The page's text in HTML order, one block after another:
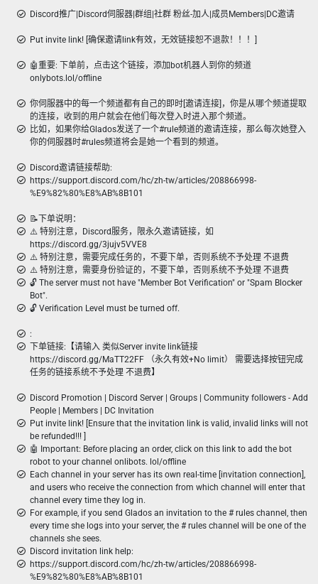
Discord推广|Discord伺服器|群组|社群 粉丝-加人|成员Members|DC邀请
Put invite link! [确保邀请link有效，无效链接恕不退款！！！]
🤖重要: 下单前，点击这个链接，添加bot机器人到你的频道
onlybots.lol/offline
你伺服器中的每一个频道都有自己的即时[邀请连接]，你是从哪个频道提取
的连接，收到的用户就会在他们每次登入时进入那个频道。
比如，如果你给Glados发送了一个#rule频道的邀请连接，那么每次她登入
你的伺服器时#rules频道将会是她一个看到的频道。
Discord邀请链接帮助:
https://support.discord.com/hc/zh-tw/articles/208866998-
%E9%82%80%E8%AB%8B101
📝下单说明：
⚠️ 特别注意，Discord服务，限永久邀请链接，如
https://discord.gg/3jujv5VVE8
⚠️ 特别注意，需要完成任务的，不要下单，否则系统不予处理 不退费
⚠️ 特别注意，需要身份验证的，不要下单，否则系统不予处理 不退费
🔓 The server must not have "Member Bot Verification" or "Spam Blocker
Bot".
🔓 Verification Level must be turned off.
:
下单链接:【请输入 类似Server invite link链接
https://discord.gg/MaTT22FF （永久有效+No limit） 需要选择按钮完成
任务的链接系统不予处理 不退费】
Discord Promotion | Discord Server | Groups | Community followers - Add
People | Members | DC Invitation
Put invite link! [Ensure that the invitation link is valid, invalid links will not
be refunded!!! ]
🤖 Important: Before placing an order, click on this link to add the bot
robot to your channel onlibots. lol/offline
Each channel in your server has its own real-time [invitation connection],
and users who receive the connection from which channel will enter that
channel every time they log in.
For example, if you send Glados an invitation to the # rules channel, then
every time she logs into your server, the # rules channel will be one of the
channels she sees.
Discord invitation link help:
https://support.discord.com/hc/zh-tw/articles/208866998-
%E9%82%80%E8%AB%8B101